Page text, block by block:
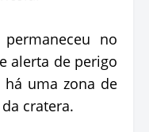
no
alerta de perigo
uma zona de
cratera.